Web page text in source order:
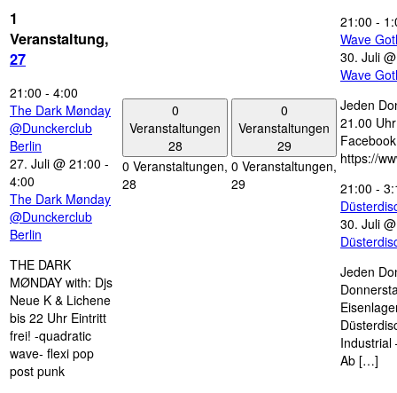
1
Veranstaltung,
27
21:00 - 4:00
The Dark Mønday
@Dunckerclub
Berlin
27. Juli @ 21:00 -
4:00
The Dark Mønday
@Dunckerclub
Berlin
THE DARK
MØNDAY with: Djs
Neue K & Lichene
bis 22 Uhr Eintritt
frei! -quadratic
wave- flexi pop
post punk
0
Veranstaltungen
28
0 Veranstaltungen,
28
0
Veranstaltungen
29
0 Veranstaltungen,
29
21:00 -
Wave
30. Juli
Wave
Jeden
21.00
https://
21:00 -
30. Juli
Jeden
Industrial
Ab […]